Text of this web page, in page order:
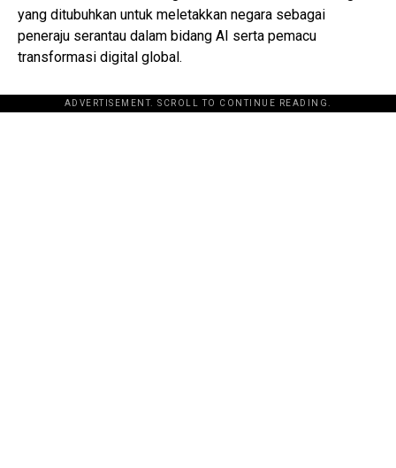
yang ditubuhkan untuk meletakkan negara sebagai
peneraju serantau dalam bidang AI serta pemacu
transformasi digital global.
ADVERTISEMENT. SCROLL TO CONTINUE READING.